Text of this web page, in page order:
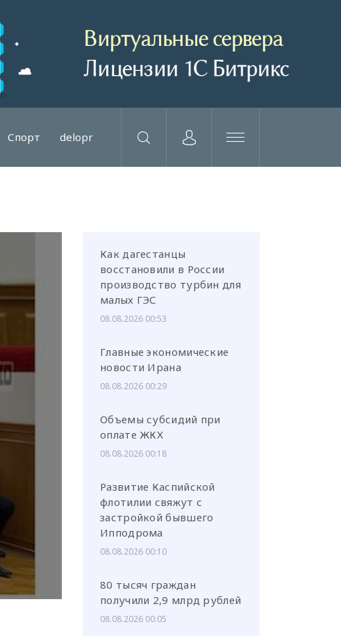
Спорт delopr
Как дагестанцы
восстановили в России
производство турбин для
малых ГЭС
08.08.2026 00:53
Главные экономические
новости Ирана
08.08.2026 00:29
Объемы субсидий при
оплате ЖКХ
08.08.2026 00:18
Развитие Каспийской
флотилии свяжут с
застройкой бывшего
Ипподрома
08.08.2026 00:10
80 тысяч граждан
получили 2,9 млрд рублей
08.08.2026 00:05